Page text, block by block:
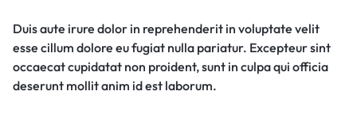
Duis aute irure dolor in reprehenderit in voluptate velit
esse cillum dolore eu fugiat nulla pariatur. Excepteur sint
occaecat cupidatat non proident, sunt in culpa qui officia
deserunt mollit anim id est laborum.